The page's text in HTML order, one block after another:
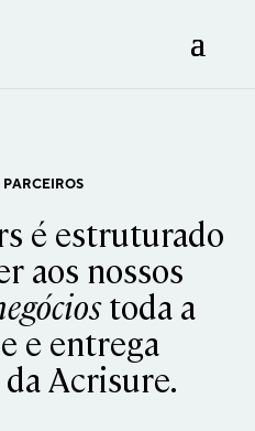
PARCEIROS
é estruturado
aos nossos
toda a
e entrega
Acrisure.